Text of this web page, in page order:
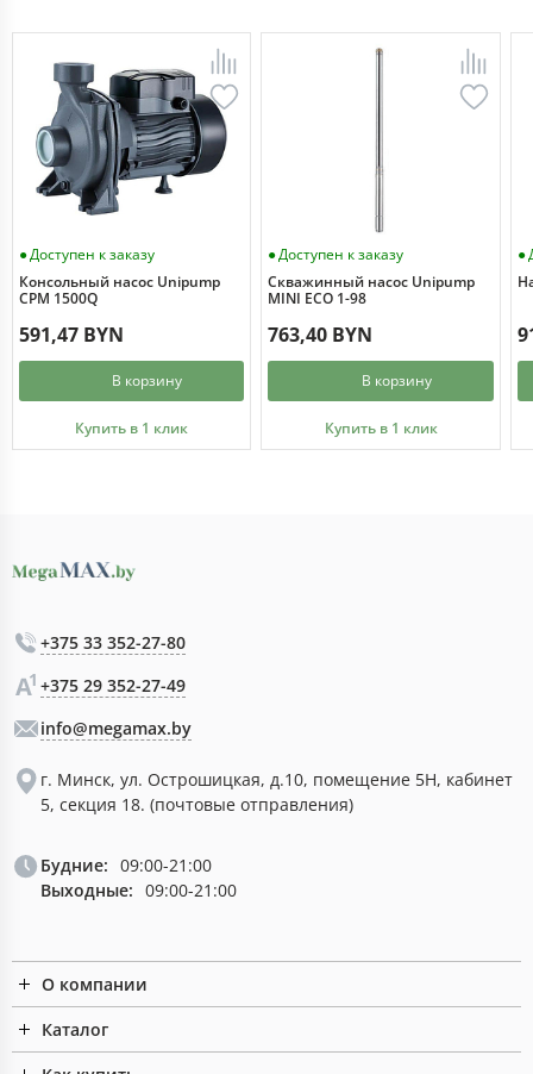
Доступен к заказу
Консольный насос Unipump
CPM 1500Q
591,47 BYN
В корзину
Купить в 1 клик
Доступен к заказу
Скважинный насос Unipump
MINI ECO 1-98
763,40 BYN
В корзину
Купить в 1 клик
+375 33 352-27-80
+375 29 352-27-49
info@megamax.by
г. Минск, ул. Острошицкая, д.10, помещение 5Н, кабинет
5, секция 18. (почтовые отправления)
Будние: 09:00-21:00
Выходные: 09:00-21:00
О компании
Каталог